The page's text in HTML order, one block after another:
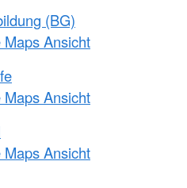
(BG)
Ansicht
Ansicht
Ansicht